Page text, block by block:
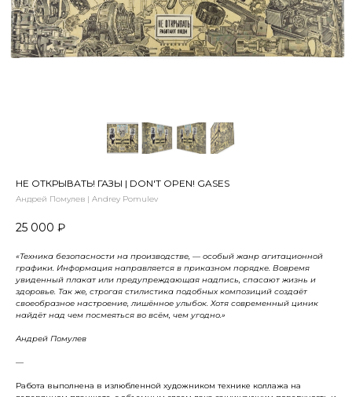
НЕ ОТКРЫВАТЬ! ГАЗЫ | DON'T OPEN! GASES
Андрей Помулев | Andrey Pomulev
25 000 ₽
«Техника безопасности на производстве, — особый жанр агитационной
графики. Информация направляется в приказном порядке. Вовремя
увиденный плакат или предупреждающая надпись, спасают жизнь и
здоровье. Так же, строгая стилистика подобных композиций создаёт
своеобразное настроение, лишённое улыбок. Хотя современный циник
найдёт над чем посмеяться во всём, чем угодно.»
Андрей Помулев
—
Работа выполнена в излюбленной художником технике коллажа на